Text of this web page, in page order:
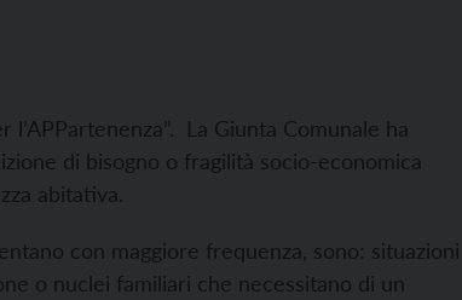
La Giunta Comunale ha
di bisogno o fragilità socio-economica
abitativa.
con maggiore frequenza, sono: situazioni
o nuclei familiari che necessitano di un